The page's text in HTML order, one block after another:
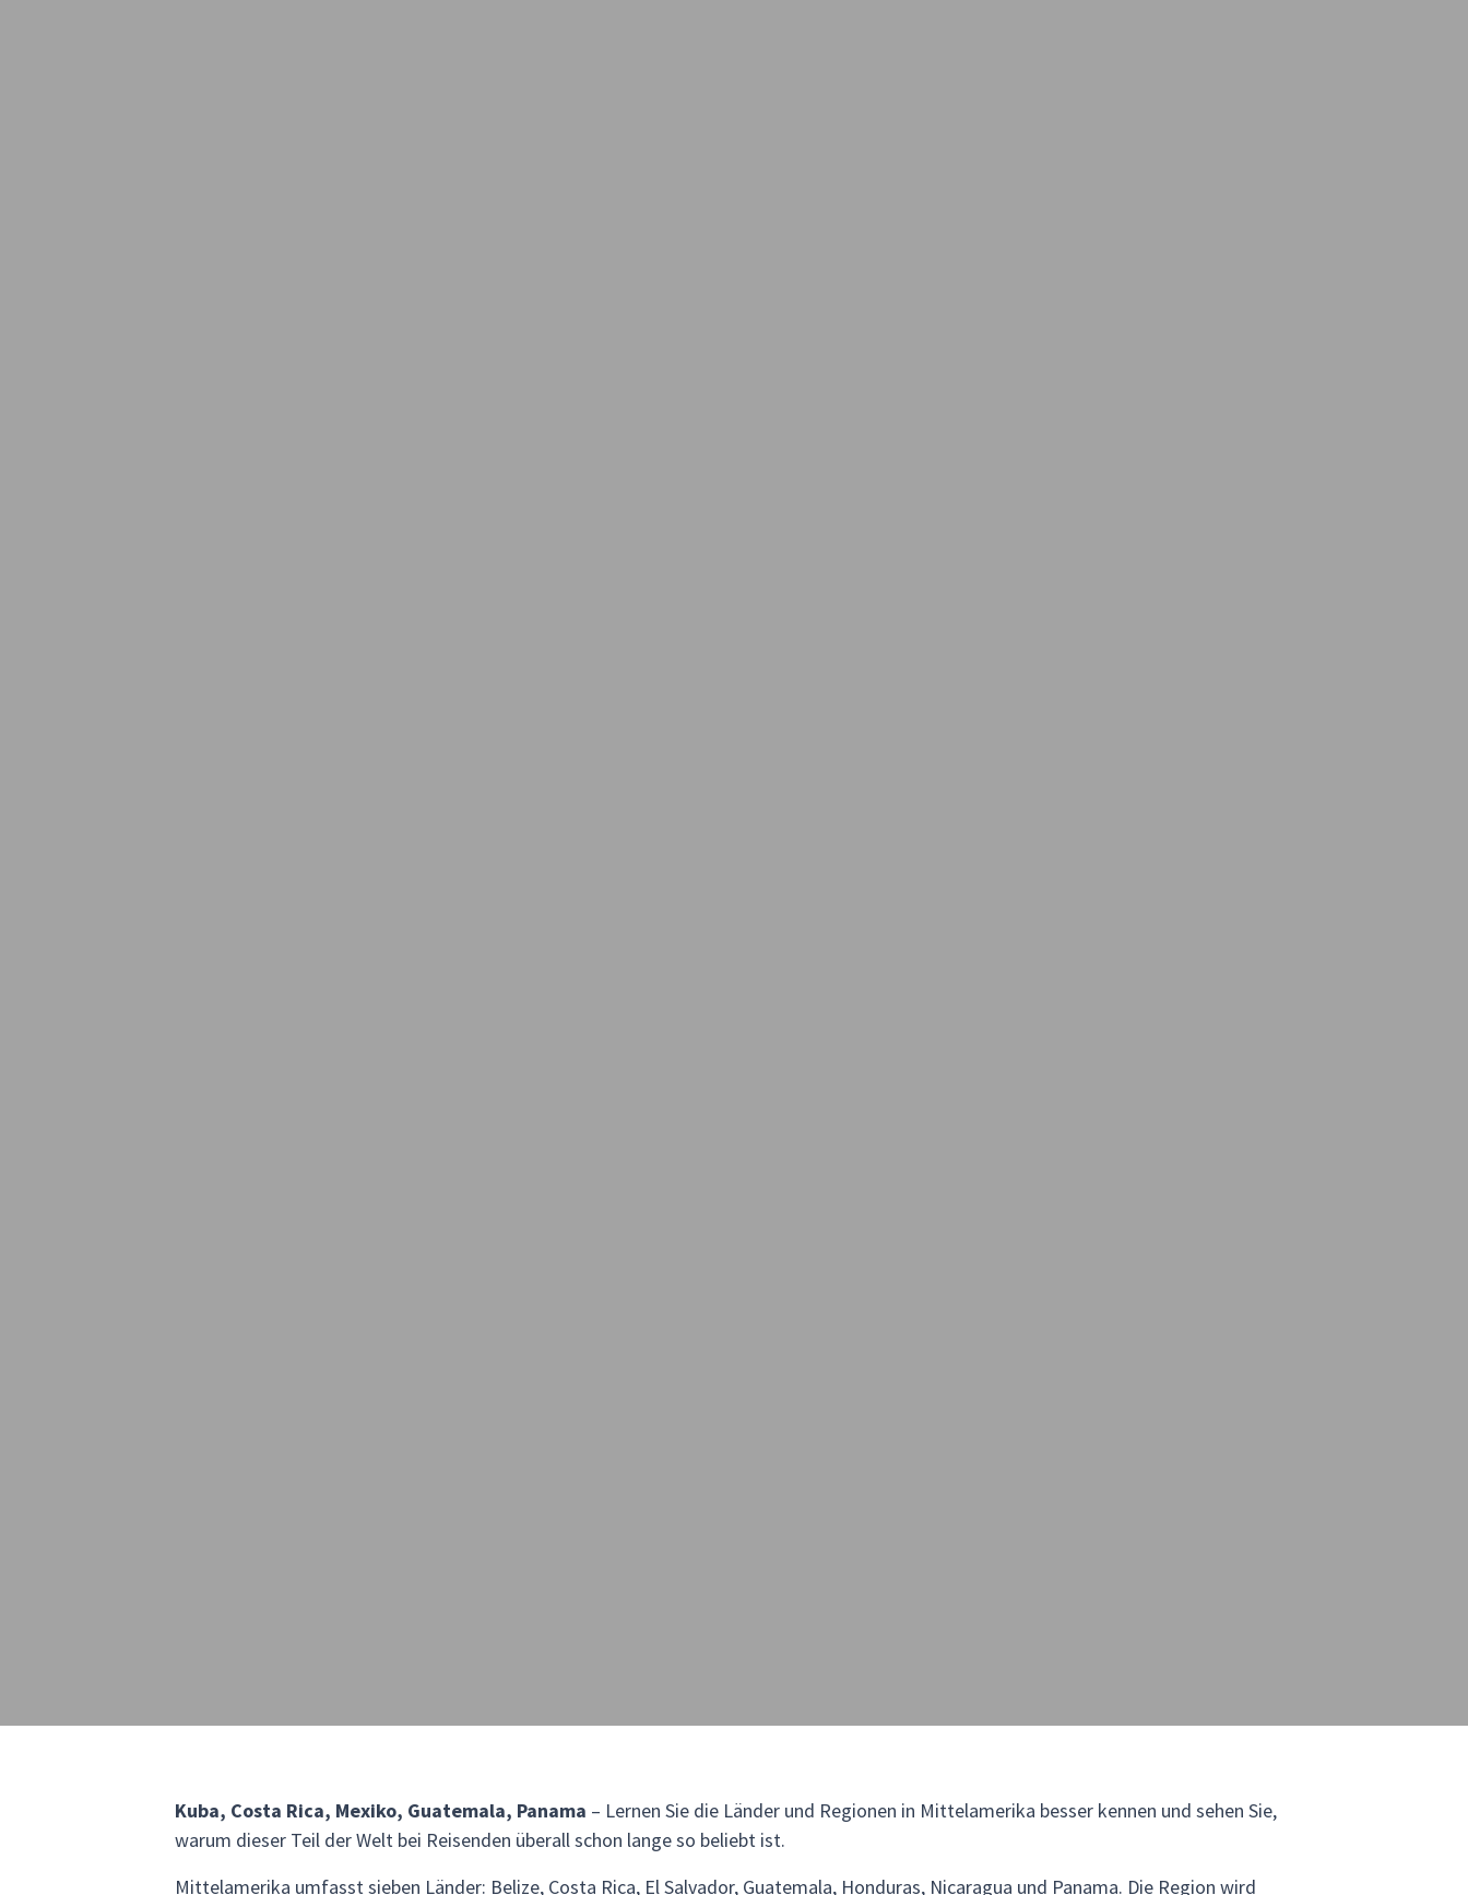
Kuba, Costa Rica, Mexiko, Guatemala, Panama – Lernen Sie die Länder und Regionen in Mittelamerika besser kennen und sehen Sie,
warum dieser Teil der Welt bei Reisenden überall schon lange so beliebt ist.
Mittelamerika umfasst sieben Länder: Belize, Costa Rica, El Salvador, Guatemala, Honduras, Nicaragua und Panama. Die Region wird